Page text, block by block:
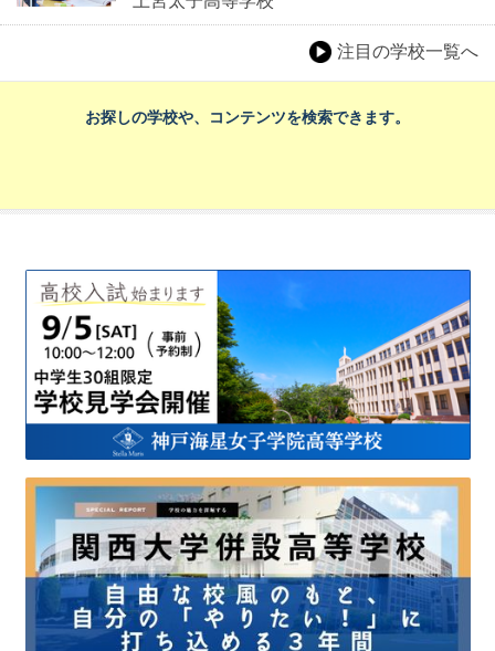
注目の学校一覧へ
お探しの学校や、コンテンツを検索できます。